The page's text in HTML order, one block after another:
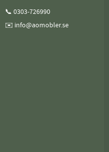
📞 0303-726990
✉️ info@aomobler.se